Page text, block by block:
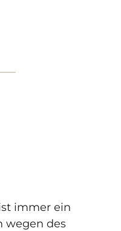
immer ein
wegen des